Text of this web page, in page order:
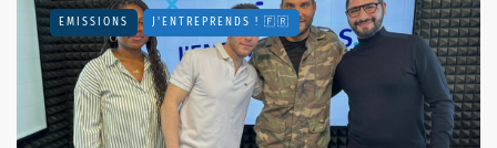
EMISSIONS J'ENTREPRENDS ! 🇫🇷